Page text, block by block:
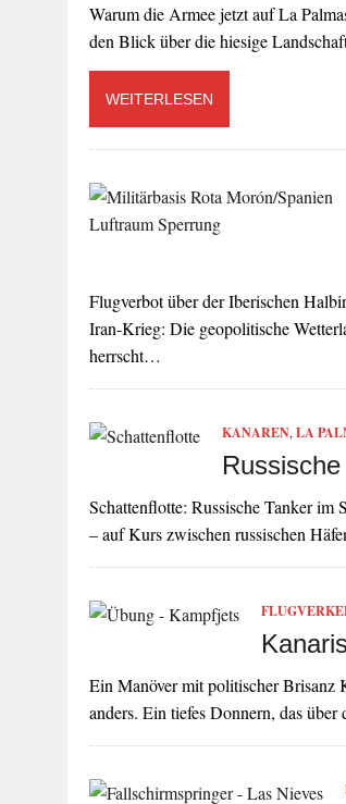
Warum die Armee jetzt auf La
den Blick über die hiesige
WEITERLESEN
Flugverbot über der Iberischen
Iran-Krieg: Die geopolitische
herrscht…
KANAREN, LA
Schattenflotte: Russische Tanker im
– auf Kurs zwischen russischen
Ein Manöver mit politischer Brisanz
anders. Ein tiefes Donnern, das